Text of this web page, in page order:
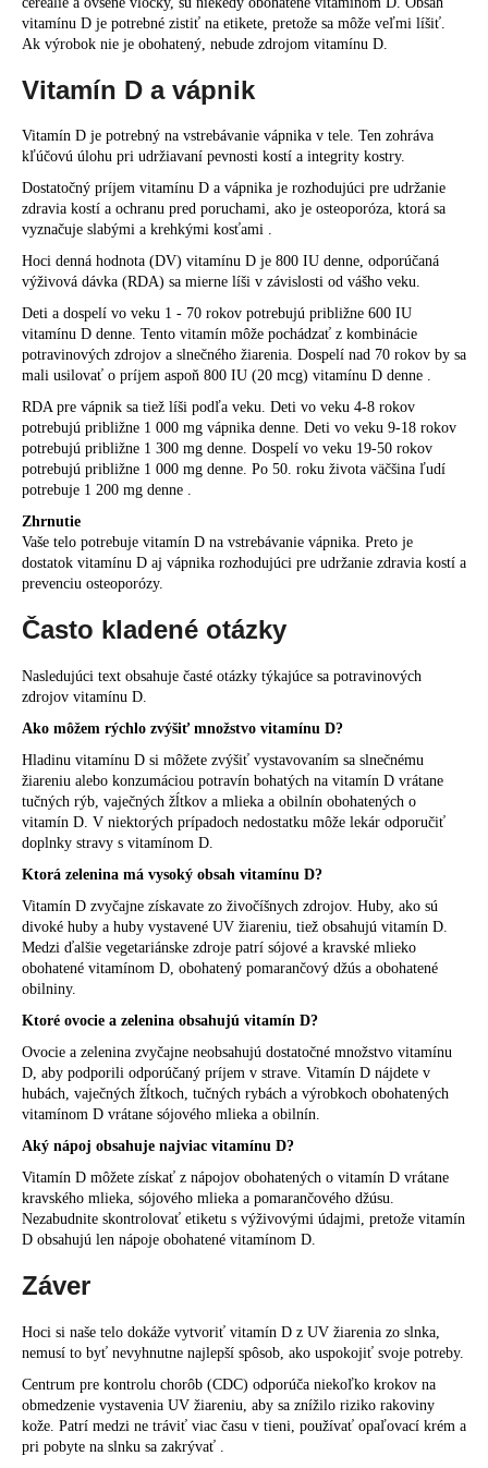
vitamínu D je potrebné zistiť na etikete, pretože sa môže veľmi líšiť.
Ak výrobok nie je obohatený, nebude zdrojom vitamínu D.
Vitamín D a vápnik
Vitamín D je potrebný na vstrebávanie vápnika v tele. Ten zohráva
kľúčovú úlohu pri udržiavaní pevnosti kostí a integrity kostry.
Dostatočný príjem vitamínu D a vápnika je rozhodujúci pre udržanie
zdravia kostí a ochranu pred poruchami, ako je osteoporóza, ktorá sa
vyznačuje slabými a krehkými kosťami .
Hoci denná hodnota (DV) vitamínu D je 800 IU denne, odporúčaná
výživová dávka (RDA) sa mierne líši v závislosti od vášho veku.
Deti a dospelí vo veku 1 - 70 rokov potrebujú približne 600 IU
vitamínu D denne. Tento vitamín môže pochádzať z kombinácie
potravinových zdrojov a slnečného žiarenia. Dospelí nad 70 rokov by sa
mali usilovať o príjem aspoň 800 IU (20 mcg) vitamínu D denne .
RDA pre vápnik sa tiež líši podľa veku. Deti vo veku 4-8 rokov
potrebujú približne 1 000 mg vápnika denne. Deti vo veku 9-18 rokov
potrebujú približne 1 300 mg denne. Dospelí vo veku 19-50 rokov
potrebujú približne 1 000 mg denne. Po 50. roku života väčšina ľudí
potrebuje 1 200 mg denne .
Zhrnutie
Vaše telo potrebuje vitamín D na vstrebávanie vápnika. Preto je
dostatok vitamínu D aj vápnika rozhodujúci pre udržanie zdravia kostí a
prevenciu osteoporózy.
Často kladené otázky
Nasledujúci text obsahuje časté otázky týkajúce sa potravinových
zdrojov vitamínu D.
Ako môžem rýchlo zvýšiť množstvo vitamínu D?
Hladinu vitamínu D si môžete zvýšiť vystavovaním sa slnečnému
žiareniu alebo konzumáciou potravín bohatých na vitamín D vrátane
tučných rýb, vaječných žĺtkov a mlieka a obilnín obohatených o
vitamín D. V niektorých prípadoch nedostatku môže lekár odporučiť
doplnky stravy s vitamínom D.
Ktorá zelenina má vysoký obsah vitamínu D?
Vitamín D zvyčajne získavate zo živočíšnych zdrojov. Huby, ako sú
divoké huby a huby vystavené UV žiareniu, tiež obsahujú vitamín D.
Medzi ďalšie vegetariánske zdroje patrí sójové a kravské mlieko
obohatené vitamínom D, obohatený pomarančový džús a obohatené
obilniny.
Ktoré ovocie a zelenina obsahujú vitamín D?
Ovocie a zelenina zvyčajne neobsahujú dostatočné množstvo vitamínu
D, aby podporili odporúčaný príjem v strave. Vitamín D nájdete v
hubách, vaječných žĺtkoch, tučných rybách a výrobkoch obohatených
vitamínom D vrátane sójového mlieka a obilnín.
Aký nápoj obsahuje najviac vitamínu D?
Vitamín D môžete získať z nápojov obohatených o vitamín D vrátane
kravského mlieka, sójového mlieka a pomarančového džúsu.
Nezabudnite skontrolovať etiketu s výživovými údajmi, pretože vitamín
D obsahujú len nápoje obohatené vitamínom D.
Záver
Hoci si naše telo dokáže vytvoriť vitamín D z UV žiarenia zo slnka,
nemusí to byť nevyhnutne najlepší spôsob, ako uspokojiť svoje potreby.
Centrum pre kontrolu chorôb (CDC) odporúča niekoľko krokov na
obmedzenie vystavenia UV žiareniu, aby sa znížilo riziko rakoviny
kože. Patrí medzi ne tráviť viac času v tieni, používať opaľovací krém a
pri pobyte na slnku sa zakrývať .